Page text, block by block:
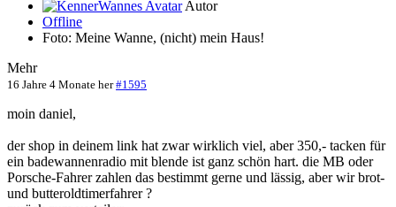
Autor
Offline
Foto: Meine Wanne, (nicht) mein Haus!
Mehr
16 Jahre 4 Monate her #1595
moin daniel,
der shop in deinem link hat zwar wirklich viel, aber 350,- tacken für
ein badewannenradio mit blende ist ganz schön hart. die MB oder
Porsche-Fahrer zahlen das bestimmt gerne und lässig, aber wir brot-
und butteroldtimerfahrer ?